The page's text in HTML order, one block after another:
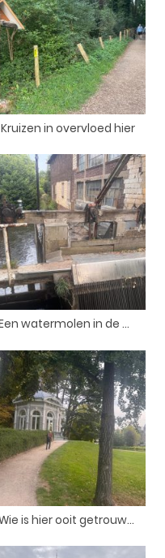
Kruizen in overvloed hier
Een watermolen in de Geul
Wie is hier ooit getrouwd van de familie?